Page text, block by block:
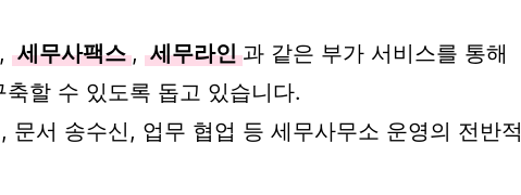
, 세무사팩스 , 세무라인 과 같은 부가 서비스를 통해
할 수 있도록 돕고 있습니다.
문서 송수신, 업무 협업 등 세무사무소 운영의 전반적